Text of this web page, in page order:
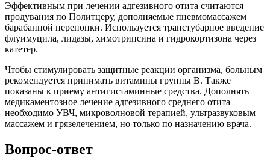
Эффективным при лечении адгезивного отита считаются
продувания по Политцеру, дополняемые пневмомассажем
барабанной перепонки. Используется транстубарное введение
флуимуцила, лидазы, химотрипсина и гидрокортизона через
катетер.
Чтобы стимулировать защитные реакции организма, больным
рекомендуется принимать витамины группы В. Также
показаны к приему антигистаминные средства. Дополнять
медикаментозное лечение адгезивного среднего отита
необходимо УВЧ, микроволновой терапией, ультразвуковым
массажем и грязелечением, но только по назначению врача.
Вопрос-ответ